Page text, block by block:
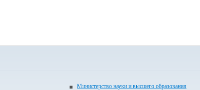
Министерство науки и высшего образования